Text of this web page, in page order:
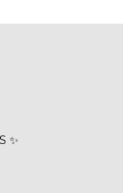
✨